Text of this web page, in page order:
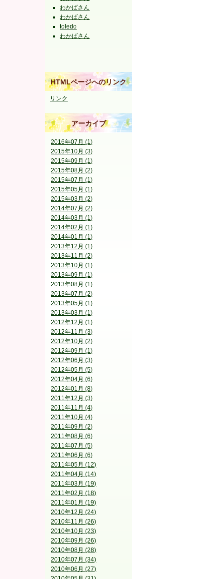
わかばさん
わかばさん
toledo
わかばさん
HTMLページへのリンク
リンク
アーカイブ
2016年07月 (1)
2015年10月 (3)
2015年09月 (1)
2015年08月 (2)
2015年07月 (1)
2015年05月 (1)
2015年03月 (2)
2014年07月 (2)
2014年03月 (1)
2014年02月 (1)
2014年01月 (1)
2013年12月 (1)
2013年11月 (2)
2013年10月 (1)
2013年09月 (1)
2013年08月 (1)
2013年07月 (2)
2013年05月 (1)
2013年03月 (1)
2012年12月 (1)
2012年11月 (3)
2012年10月 (2)
2012年09月 (1)
2012年06月 (3)
2012年05月 (5)
2012年04月 (6)
2012年01月 (8)
2011年12月 (3)
2011年11月 (4)
2011年10月 (4)
2011年09月 (2)
2011年08月 (6)
2011年07月 (5)
2011年06月 (6)
2011年05月 (12)
2011年04月 (14)
2011年03月 (19)
2011年02月 (18)
2011年01月 (19)
2010年12月 (24)
2010年11月 (26)
2010年10月 (23)
2010年09月 (26)
2010年08月 (28)
2010年07月 (34)
2010年06月 (27)